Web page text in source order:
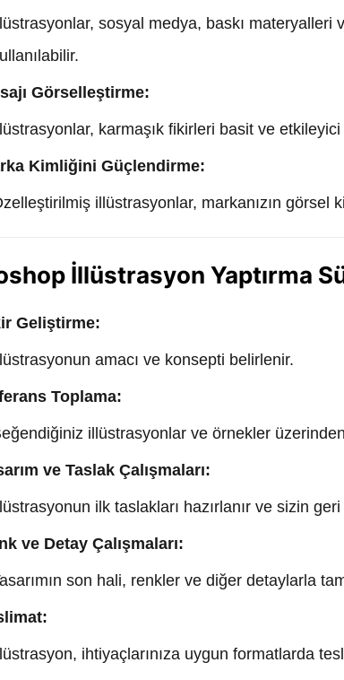
sosyal medya, baskı materyalleri
Görselleştirme:
karmaşık fikirleri basit ve
Kimliğini Güçlendirme:
illüstrasyonlar, markanızın görsel
İllüstrasyon Yaptırma
Geliştirme:
amacı ve konsepti belirlenir.
Toplama:
illüstrasyonlar ve örnekler üzerinden
ve Taslak Çalışmaları:
ilk taslakları hazırlanır ve sizin
ve Detay Çalışmaları:
son hali, renkler ve diğer detaylarla
ihtiyaçlarınıza uygun formatlarda